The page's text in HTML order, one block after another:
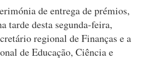
de entrega de prémios,
tarde desta segunda-feira,
regional de Finanças e a
de Educação, Ciência e